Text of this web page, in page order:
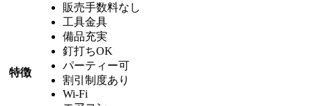
特徴
販売手数料なし
工具金具
備品充実
釘打ちOK
パーティー可
割引制度あり
Wi-Fi